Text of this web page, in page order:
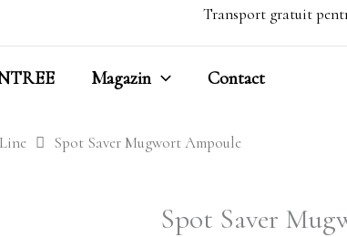
Transport gratuit
Magazin Contact
Spot Saver Mugwort Ampoule
Spot Saver